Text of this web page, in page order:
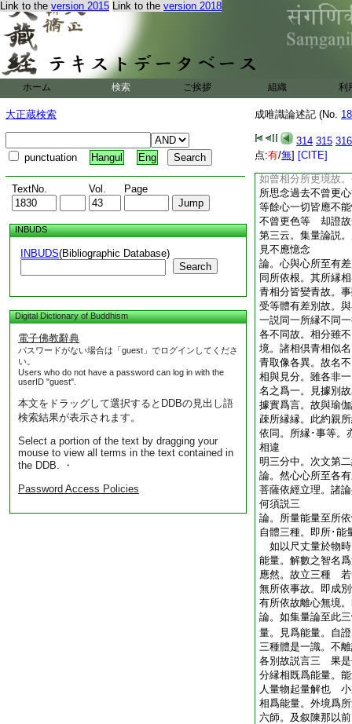
Link to the version 2015 Link to the version 2018
ホーム 検索 ご挨拶 組織 利
大正蔵検索
punctuation Hangul Eng
TextNo. Vol. Page
INBUDS
INBUDS(Bibliographic Database)
Search
Digital Dictionary of Buddhism
電子佛教辭典
パスワードがない場合は「guest」でログインしてくださ
い。
Users who do not have a password can log in with the
userID "guest".
本文をドラッグして選択するとDDBの見出し語
検索結果が表示されます。
Select a portion of the text by dragging your
mouse to view all terms in the text contained in
the DDB. ・
Password Access Policies
成唯識論述記 (No.
314 315 316
点:有/無] [CITE]
縁。大乘説無故。
分。大乘心得自縁
故以見分名行相。
立自證分。無返縁
自證分
論。云。此若無者
無自體分。應不自
如不曾更境必不能
境。必不能憶。心
已。如何能憶此已
故。我今雖不令爲
如曾相分所更境故
所思念過去不曾更
等餘心一切皆應不
不曾更色等 却證故
第三云。集量論説
見不應憶念
論。心與心所至有
同所依根。其所縁
青相分皆變青故。
受等體有差別故。
一説同一所縁不同
各不同故。相分雖
境。諸相倶青相似
青取像各異。故名
相與見分。雖各非
名之爲一。見據別
據實爲言。故與瑜
疎所縁縁。此約親
依同。所縁･事等。
相違
明三分中。次文第
論。然心心所至各
菩薩依經立理。諸
何須説三
論。所量能量至所
自體三種。即所･能
如以尺丈量於物
能量。解數之智名
應然。故立三種 若
無所依事故。即成
有所依故離心無境
論。如集量論至此
量。見爲能量。自
三種體是一識。不
各別故説言三 果是
分縁相既爲能量。
人量物起量解也 小
相爲能量。外境爲
六師。及叙陳那以